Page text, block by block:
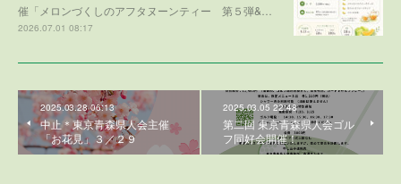
催「メロンづくしのアフタヌーンティー 第５弾&…
2026.07.01 08:17
2025.03.28 06:13
中止＊東京青森県人会主催
「お花見」３／２９
2025.03.05 22:48
第二回 東京青森県人会ゴル
フ同好会開催！